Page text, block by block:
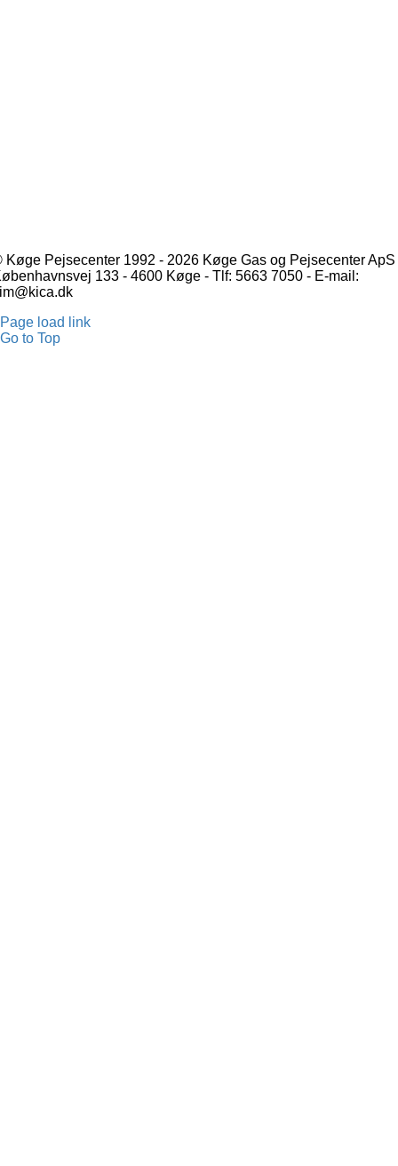
Køge Pejsecenter 1992 - 2026 Køge Gas og Pejsecenter ApS
133 - 4600 Køge - Tlf: 5663 7050 - E-mail:
Page load link
Go to Top